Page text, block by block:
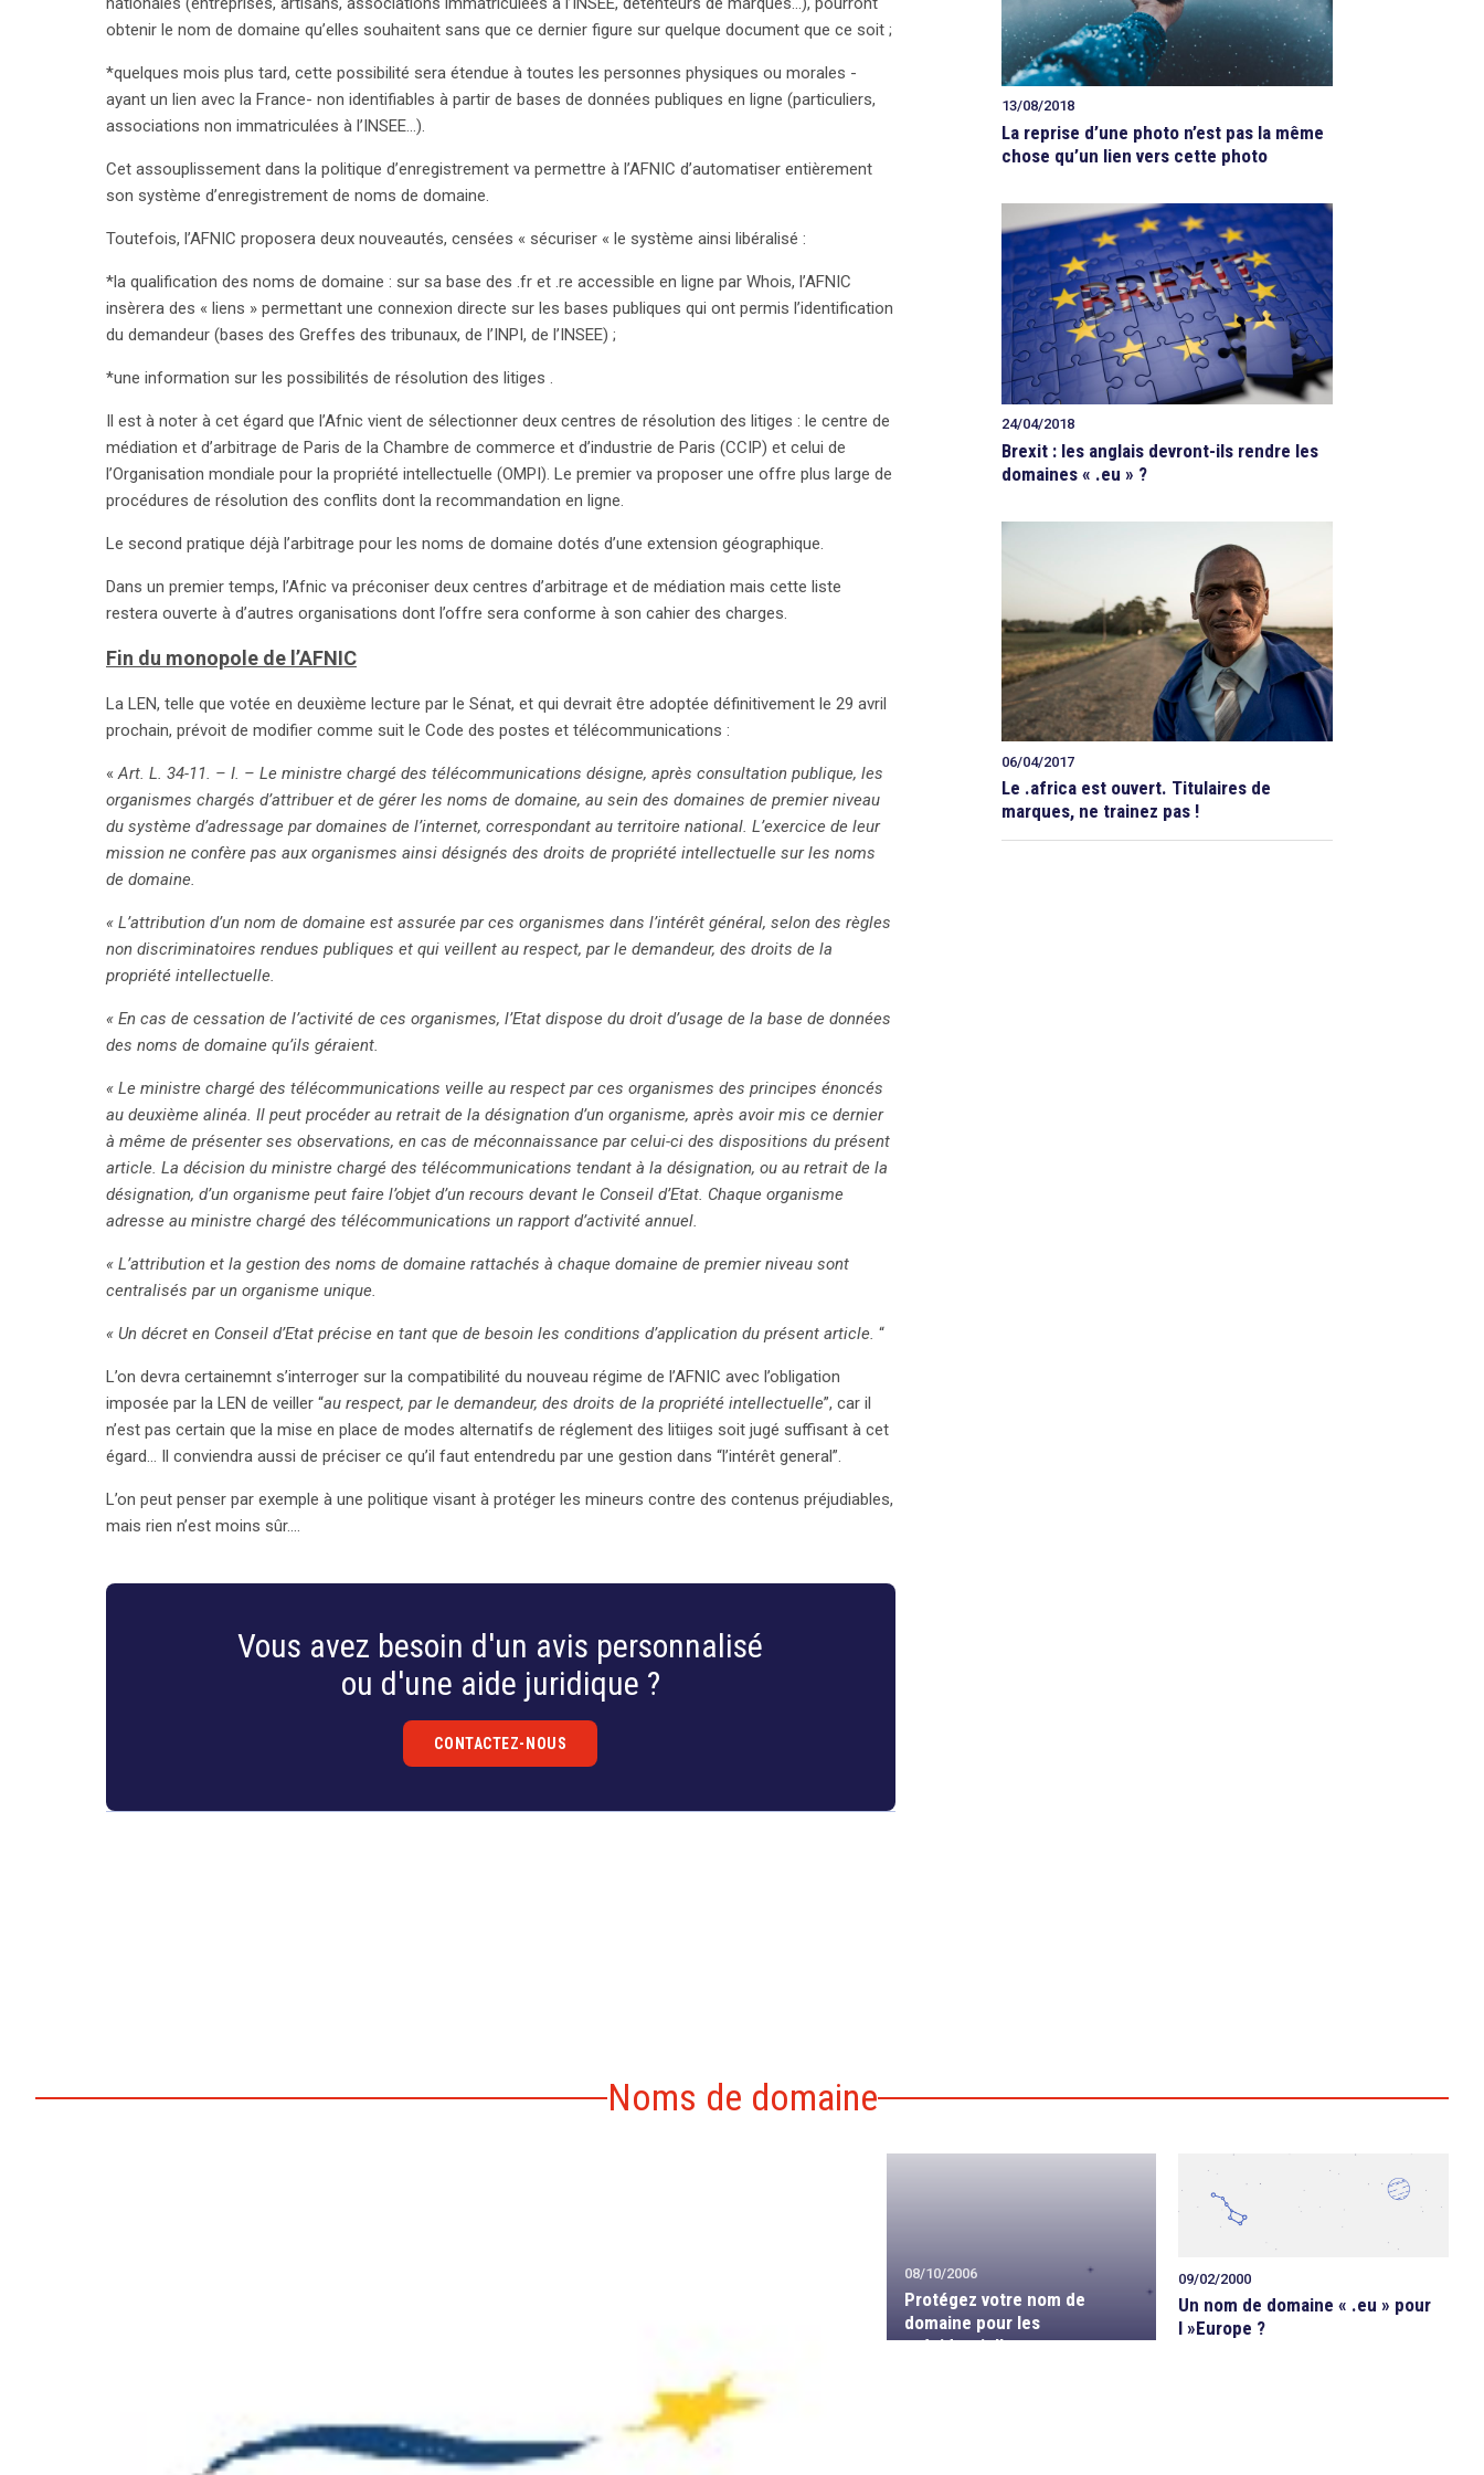
des mineurs face à des contenus inappropriés. Ce tournant vers un système plus libéral pourrait
marquer un changement significatif dans le paysage du numérique en France.
obtenir le nom de domaine qu’elles souhaitent sans que ce dernier figure sur quelque document que ce soit ;
*quelques mois plus tard, cette possibilité sera étendue à toutes les personnes physiques ou morales -
ayant un lien avec la France- non identifiables à partir de bases de données publiques en ligne (particuliers,
associations non immatriculées à l’INSEE…).
Cet assouplissement dans la politique d’enregistrement va permettre à l’AFNIC d’automatiser entièrement
son système d’enregistrement de noms de domaine.
Toutefois, l’AFNIC proposera deux nouveautés, censées « sécuriser « le système ainsi libéralisé :
*la qualification des noms de domaine : sur sa base des .fr et .re accessible en ligne par Whois, l’AFNIC
insèrera des « liens » permettant une connexion directe sur les bases publiques qui ont permis l’identification
du demandeur (bases des Greffes des tribunaux, de l’INPI, de l’INSEE) ;
*une information sur les possibilités de résolution des litiges .
Il est à noter à cet égard que l’Afnic vient de sélectionner deux centres de résolution des litiges : le centre de
médiation et d’arbitrage de Paris de la Chambre de commerce et d’industrie de Paris (CCIP) et celui de
l’Organisation mondiale pour la propriété intellectuelle (OMPI). Le premier va proposer une offre plus large de
procédures de résolution des conflits dont la recommandation en ligne.
Le second pratique déjà l’arbitrage pour les noms de domaine dotés d’une extension géographique.
Dans un premier temps, l’Afnic va préconiser deux centres d’arbitrage et de médiation mais cette liste
restera ouverte à d’autres organisations dont l’offre sera conforme à son cahier des charges.
Fin du monopole de l’AFNIC
La LEN, telle que votée en deuxième lecture par le Sénat, et qui devrait être adoptée définitivement le 29 avril
prochain, prévoit de modifier comme suit le Code des postes et télécommunications :
« Art. L. 34-11. – I. – Le ministre chargé des télécommunications désigne, après consultation publique, les
organismes chargés d’attribuer et de gérer les noms de domaine, au sein des domaines de premier niveau
du système d’adressage par domaines de l’internet, correspondant au territoire national. L’exercice de leur
mission ne confère pas aux organismes ainsi désignés des droits de propriété intellectuelle sur les noms
de domaine.
« L’attribution d’un nom de domaine est assurée par ces organismes dans l’intérêt général, selon des règles
non discriminatoires rendues publiques et qui veillent au respect, par le demandeur, des droits de la
propriété intellectuelle.
« En cas de cessation de l’activité de ces organismes, l’Etat dispose du droit d’usage de la base de données
des noms de domaine qu’ils géraient.
« Le ministre chargé des télécommunications veille au respect par ces organismes des principes énoncés
au deuxième alinéa. Il peut procéder au retrait de la désignation d’un organisme, après avoir mis ce dernier
à même de présenter ses observations, en cas de méconnaissance par celui-ci des dispositions du présent
article. La décision du ministre chargé des télécommunications tendant à la désignation, ou au retrait de la
désignation, d’un organisme peut faire l’objet d’un recours devant le Conseil d’Etat. Chaque organisme
adresse au ministre chargé des télécommunications un rapport d’activité annuel.
« L’attribution et la gestion des noms de domaine rattachés à chaque domaine de premier niveau sont
centralisés par un organisme unique.
« Un décret en Conseil d’Etat précise en tant que de besoin les conditions d’application du présent article. “
L’on devra certainemnt s’interroger sur la compatibilité du nouveau régime de l’AFNIC avec l’obligation
imposée par la LEN de veiller “au respect, par le demandeur, des droits de la propriété intellectuelle”, car il
n’est pas certain que la mise en place de modes alternatifs de réglement des litiiges soit jugé suffisant à cet
égard… Il conviendra aussi de préciser ce qu’il faut entendredu par une gestion dans “l’intérêt general”.
L’on peut penser par exemple à une politique visant à protéger les mineurs contre des contenus préjudiables,
mais rien n’est moins sûr….
Vous avez besoin d'un avis personnalisé
ou d'une aide juridique ?
CONTACTEZ-NOUS
13/08/2018
La reprise d’une photo n’est pas la même
chose qu’un lien vers cette photo
24/04/2018
Brexit : les anglais devront-ils rendre les
domaines « .eu » ?
06/04/2017
Le .africa est ouvert. Titulaires de
marques, ne trainez pas !
Noms de domaine
08/10/2006
Protégez votre nom de
domaine pour les
présidentielles …
09/02/2000
Un nom de domaine « .eu » pour
l »Europe ?
search